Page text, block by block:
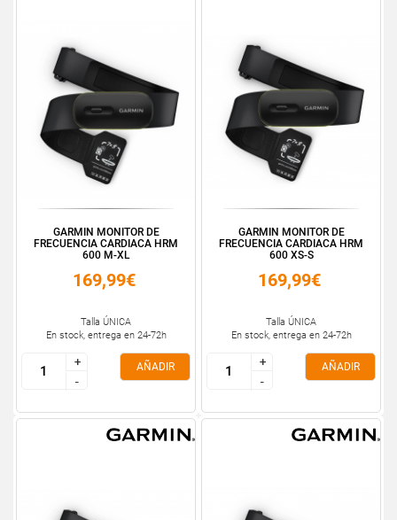
GARMIN MONITOR DE
FRECUENCIA CARDIACA HRM
600 M-XL
169,99€
Talla ÚNICA
En stock, entrega en 24-72h
+
-
+
-
AÑADIR
GARMIN MONITOR DE
FRECUENCIA CARDIACA HRM
600 XS-S
169,99€
Talla ÚNICA
En stock, entrega en 24-72h
+
-
+
-
AÑADIR